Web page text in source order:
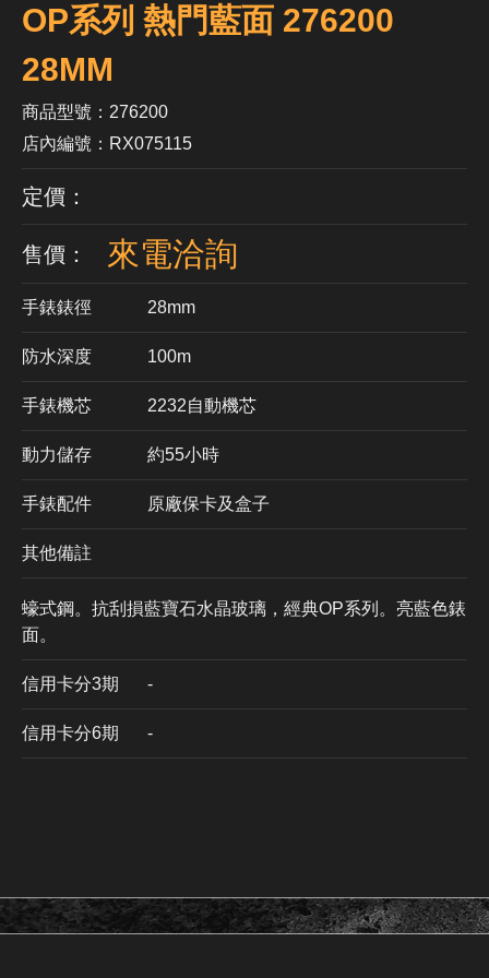
OP系列 熱門藍面 276200
28MM
商品型號：276200
店內編號：RX075115
定價：
售價： 來電洽詢
手錶錶徑 28mm
防水深度 100m
手錶機芯 ​2232自動機芯
動力儲存 約55小時
手錶配件 原廠保卡及盒子
其他備註
蠔式鋼。抗刮損藍寶石水晶玻璃，經典OP系列。亮藍色錶
面。
信用卡分3期 ​-
信用卡分6期 -